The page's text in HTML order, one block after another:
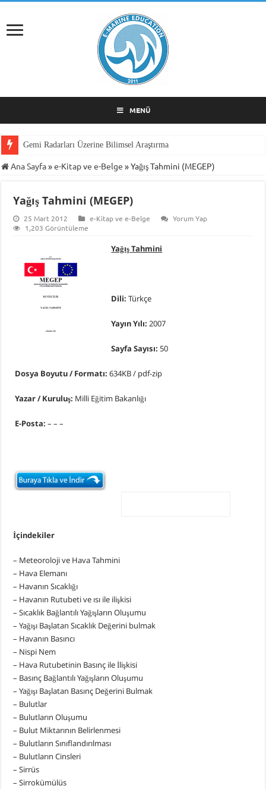
MENÜ
Gemi Radarları Üzerine Bilimsel Araştırma
Ana Sayfa»e-Kitap ve e-Belge »Yağış Tahmini (MEGEP)
Yağış Tahmini (MEGEP)
25 Mart 2012 e-Kitap ve e-Belge
Yorum Yap
1,203 Görüntüleme
Yağış Tahmini
Dili:Türkçe
Yayın Yılı: 2007
Sayfa Sayısı: 50
Dosya Boyutu / Formatı: 634KB / pdf-zip
Yazar / Kuruluş: Milli Eğitim Bakanlığı
E-Posta: – – –
İçindekiler
– Meteoroloji ve Hava Tahmini
– Hava Elemanı
– Havanın Sıcaklığı
– Havanın Rutubeti ve ısı ile ilişkisi
– Sıcaklık Bağlantılı Yağışların Oluşumu
– Yağışı Başlatan Sıcaklık Değerini bulmak
– Havanın Basıncı
– Nispi Nem
– Hava Rutubetinin Basınç ile İlişkisi
– Basınç Bağlantılı Yağışların Oluşumu
– Yağışı Başlatan Basınç Değerini Bulmak
– Bulutlar
– Bulutların Oluşumu
– Bulut Miktarının Belirlenmesi
– Bulutların Sınıflandırılması
– Bulutların Cinsleri
– Sirrüs
– Sirrokümülüs